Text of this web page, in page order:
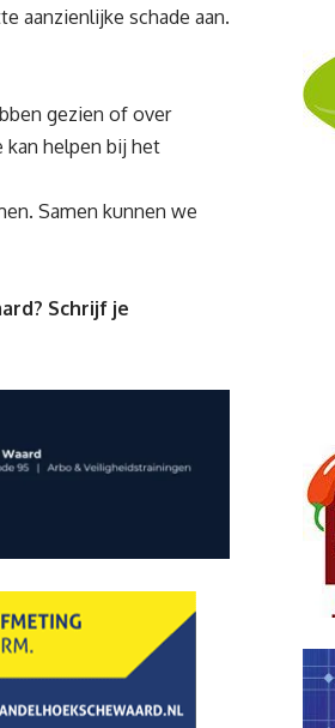
aanzienlijke schade aan.
gezien of over
kan helpen bij het
Samen kunnen we
Schrijf je